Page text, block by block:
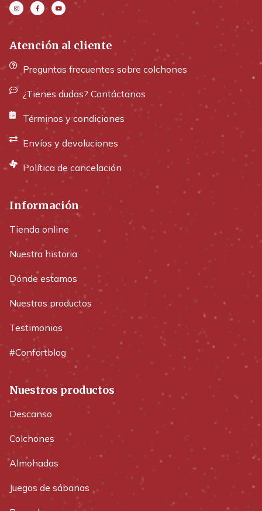
Atención al cliente
Preguntas frecuentes sobre colchones
¿Tienes dudas? Contáctanos
Términos y condiciones
Envíos y devoluciones
Política de cancelación
Información
Tienda online
Nuestra historia
Dónde estamos
Nuestros productos
Testimonios
#Confortblog
Nuestros productos
Descanso
Colchones
Almohadas
Juegos de sábanas